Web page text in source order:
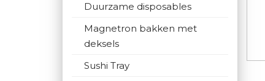
Duurzame disposables
Magnetron bakken met
deksels
Sushi Tray